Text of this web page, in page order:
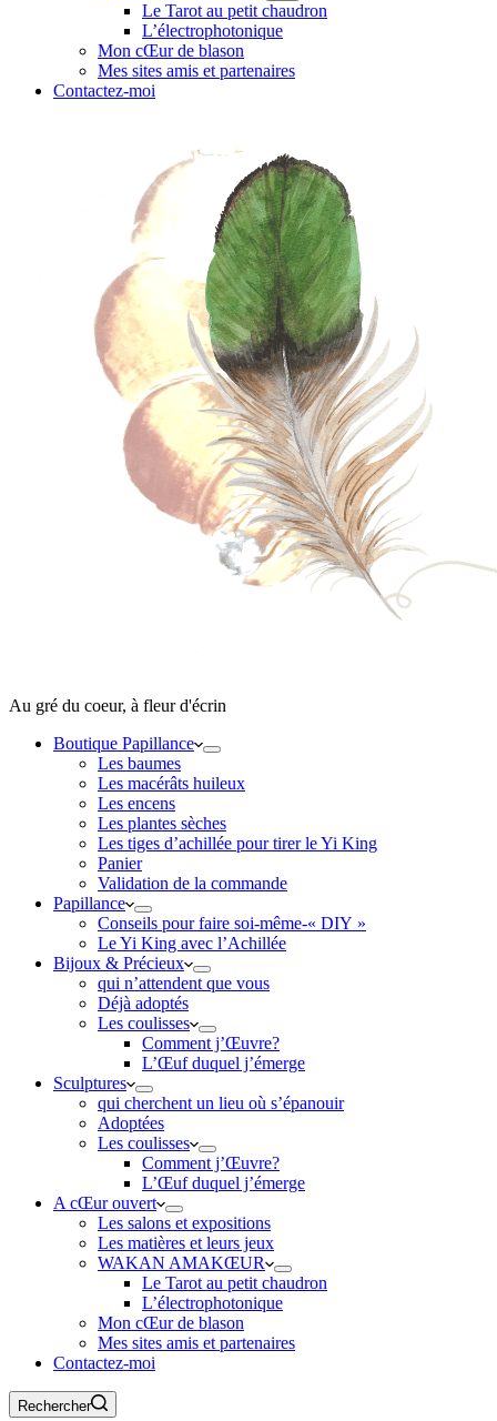
Le Tarot au petit chaudron
L’électrophotonique
Mon cŒur de blason
Mes sites amis et partenaires
Contactez-moi
Au gré du coeur, à fleur d'écrin
Boutique Papillance
Les baumes
Les macérâts huileux
Les encens
Les plantes sèches
Les tiges d’achillée pour tirer le Yi King
Panier
Validation de la commande
Papillance
Conseils pour faire soi-même-« DIY »
Le Yi King avec l’Achillée
Bijoux & Précieux
qui n’attendent que vous
Déjà adoptés
Les coulisses
Comment j’Œuvre?
L’Œuf duquel j’émerge
Sculptures
qui cherchent un lieu où s’épanouir
Adoptées
Les coulisses
Comment j’Œuvre?
L’Œuf duquel j’émerge
A cŒur ouvert
Les salons et expositions
Les matières et leurs jeux
WAKAN AMAKŒUR
Le Tarot au petit chaudron
L’électrophotonique
Mon cŒur de blason
Mes sites amis et partenaires
Contactez-moi
Rechercher